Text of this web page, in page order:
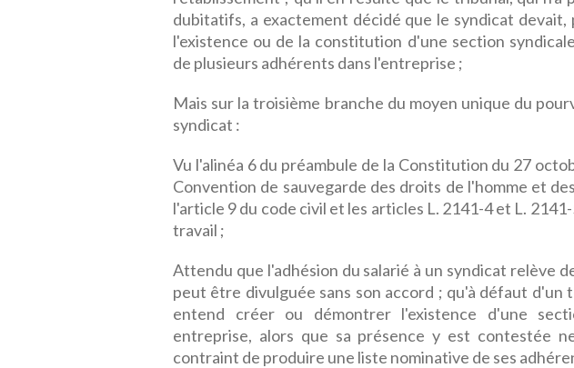
dubitatifs, a exactement décidé que le syndicat
l'existence ou de la constitution d'une section
de plusieurs adhérents dans l'entreprise ;
Mais sur la troisième branche du moyen unique du
syndicat :
Vu l'alinéa 6 du préambule de la Constitution du 27
Convention de sauvegarde des droits de l'homme et
l'article 9 du code civil et les articles L. 2141-4 et L.
travail ;
Attendu que l'adhésion du salarié à un syndicat relève
peut être divulguée sans son accord ; qu'à défaut d'un
entend créer ou démontrer l'existence d'une
entreprise, alors que sa présence y est contestée
contraint de produire une liste nominative de ses